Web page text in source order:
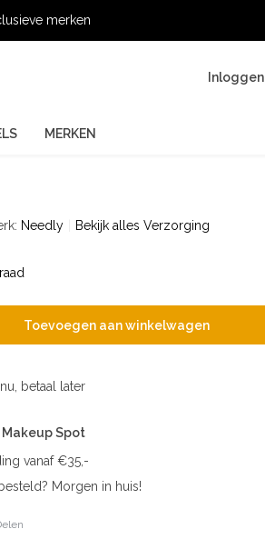
merken
Inloggen
MERKEN
Needly Bekijk alles Verzorging
Toevoegen aan winkelwagen
betaal later
Spot
vanaf €35,-
Morgen in huis!